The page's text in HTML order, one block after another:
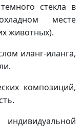
стекла в
месте
животных).
иланг-иланга,
композиций,